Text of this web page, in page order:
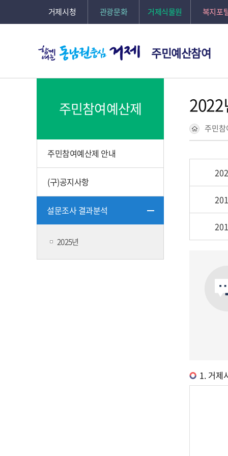
거제시청 관광문화 거제식물원 복지포
주민예산참여
주민참여예산제
주민참여예산제 안내
(구)공지사항
설문조사 결과분석
2025년
2022
주민
1. 거제